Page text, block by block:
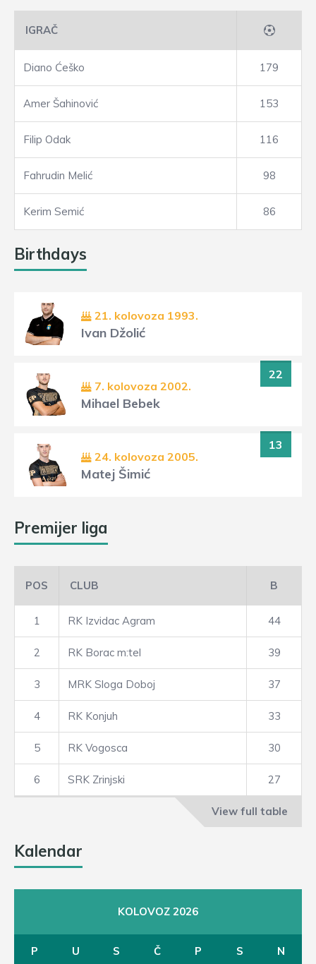
IGRAČ
Diano Ćeško 179
Amer Šahinović 153
Filip Odak 116
Fahrudin Melić 98
Kerim Semić 86
Birthdays
21. kolovoza 1993.
Ivan Džolić
22
7. kolovoza 2002.
Mihael Bebek
13
24. kolovoza 2005.
Matej Šimić
Premijer liga
POS CLUB B
1 RK Izvidac Agram 44
2 RK Borac m:tel 39
3 MRK Sloga Doboj 37
4 RK Konjuh 33
5 RK Vogosca 30
6 SRK Zrinjski 27
View full table
Kalendar
KOLOVOZ 2026
P U S Č P S N